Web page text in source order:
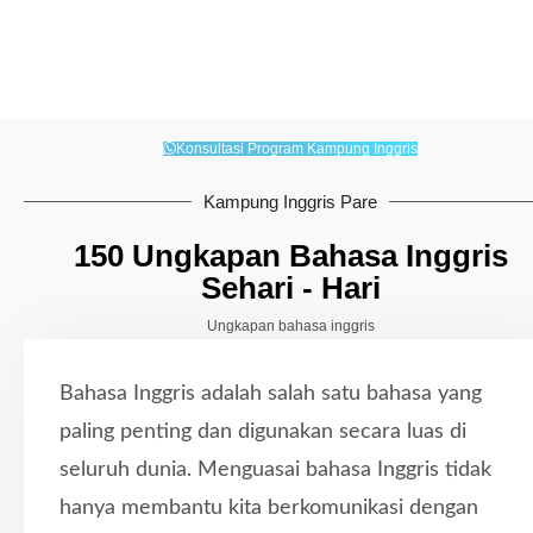
Konsultasi Program Kampung Inggris
Kampung Inggris Pare
150 Ungkapan Bahasa Inggris
Sehari - Hari
Ungkapan bahasa inggris
Bahasa Inggris adalah salah satu bahasa yang
paling penting dan digunakan secara luas di
seluruh dunia. Menguasai bahasa Inggris tidak
hanya membantu kita berkomunikasi dengan